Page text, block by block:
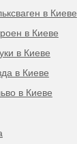
в Киеве
в Киеве
в Киеве
в Киеве
в Киеве